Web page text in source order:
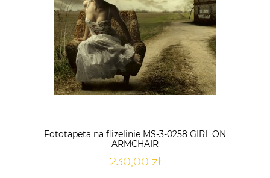
Fototapeta na flizelinie MS-3-0258 GIRL ON
ARMCHAIR
230,00 zł